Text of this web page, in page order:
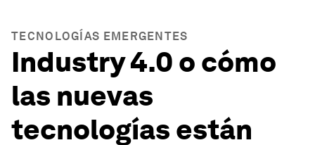
TECNOLOGÍAS EMERGENTES
Industry 4.0 o cómo
las nuevas
tecnologías están